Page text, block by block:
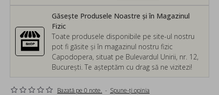
Găsește Produsele Noastre și în Magazinul
Fizic
Toate produsele disponibile pe site-ul nostru
pot fi găsite și în magazinul nostru fizic
Capodopera, situat pe Bulevardul Unirii, nr. 12,
București. Te așteptăm cu drag să ne vizitezi!
Bazată pe 0 note. - Spune-ţi opinia